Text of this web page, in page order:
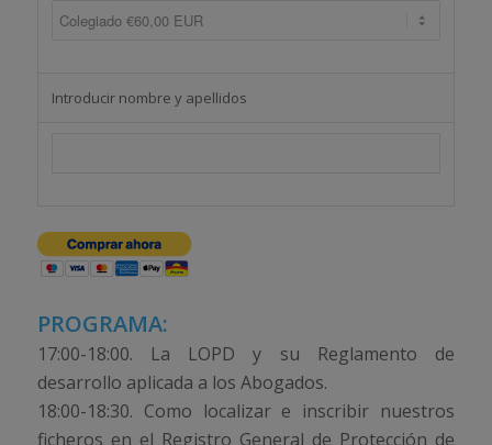
Introducir nombre y apellidos
PROGRAMA:
17:00-18:00. La LOPD y su Reglamento de
desarrollo aplicada a los Abogados.
18:00-18:30. Como localizar e inscribir nuestros
ficheros en el Registro General de Protección de